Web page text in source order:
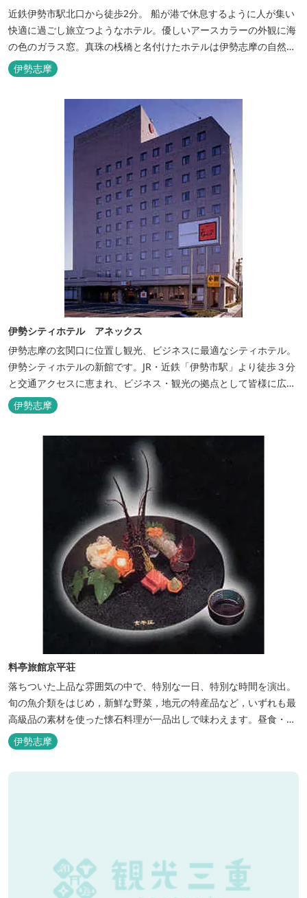
近鉄伊勢市駅北口から徒歩2分。 船が港で休息するように人が集い
快適に過ごし旅立つようなホテル。優しいアースカラーの外観に海
の色のガラス窓。真珠の桟橋と名付けたホテルは伊勢志摩の自然保
護への思いか省エネルギーへの工夫と設備を備えています。 和食・
イタリアンレストランがございます。 また、宿泊のお客様は途中出
入り自由立体駐車場を無料でお使いいただけます。
伊勢志摩
伊勢シティホテル アネックス
伊勢志摩の玄関口に位置し観光、ビジネスに最適なシティホテル。
伊勢シティホテルの新館です。JR・近鉄「伊勢市駅」より徒歩３分
と交通アクセスに恵まれ、ビジネス・観光の拠点として皆様に広く
ご利用いただいております。１階には、しゃぶしゃぶと日本料理の
「伊勢みやび」があります。
伊勢志摩
料亭旅館京平荘
落ちついた上品な雰囲気の中で、特別な一日、特別な時間を演出。
旬の魚介類をはじめ，新鮮な野菜，地元の特産品など，いずれも最
高級品の素材を使った懐石料理が一品出しで味わえます。昼食・夕
食・宿泊ができます。
伊勢志摩